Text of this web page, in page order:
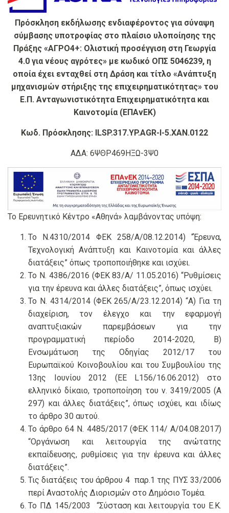
Πρόσκληση εκδήλωσης ενδιαφέροντος για σύναψη
σύμβασης υποτροφίας στο πλαίσιο υλοποίησης της
Πράξης «ΑΓΡΟ4+: Ολιστική προσέγγιση στη Γεωργία
4.0 για νέους αγρότες»με κωδικό ΟΠΣ 5046239, η
οποία έχει ενταχθεί στη Δράση και τίτλο «Ανάπτυξη
μηχανισμών στήριξης της επιχειρηματικότητας» του
Ε.Π. Ανταγωνιστικότητα Επιχειρηματικότητα και
Καινοτομία (ΕΠΑνΕΚ)
Κωδ. Πρόσκλησης: ILSP.317.YP.AGR-I-5.XAN.0122
ΑΔΑ: 6ΨΘΡ469ΗΞΩ-3Ψ0
Το Ερευνητικό Κέντρο «Αθηνά» λαμβάνοντας υπόψη:
Το Ν.4310/2014 ΦΕΚ 258/Α/08.12.2014) “Έρευνα,
Τεχνολογική Ανάπτυξη και Καινοτομία και άλλες
διατάξεις” όπως τροποποιήθηκε και ισχύει.
Το Ν. 4386/2016 (ΦΕΚ 83/Α/ 11.05.2016) “Ρυθμίσεις
για την έρευνα και άλλες διατάξεις”, όπως ισχύει.
Το Ν. 4314/2014 (ΦΕΚ 265/Α/23.12.2014) “Α) Για τη
διαχείριση, τον έλεγχο και την εφαρμογή
αναπτυξιακών παρεμβάσεων για την
προγραμματική περίοδο 2014-2020, Β)
Ενσωμάτωση της Οδηγίας 2012/17 του
Ευρωπαϊκού Κοινοβουλίου και του Συμβουλίου της
13ης Ιουνίου 2012 (ΕΕ L156/16.06.2012) στο
ελληνικό δίκαιο, τροποποίηση του ν. 3419/2005 (Α
297) και άλλες διατάξεις”, όπως ισχύει, και ιδίως
το άρθρο 30 αυτού.
Το άρθρο 64 Ν. 4485/2017 (ΦΕΚ 114/ Α/04.08.2017)
“Οργάνωση και λειτουργία της ανώτατης
εκπαίδευσης, ρυθμίσεις για την έρευνα και άλλες
διατάξεις”.
Τις διατάξεις του άρθρου 4 παρ.1 της ΠΥΣ 33/2006
περί Αναστολής Διορισμών στο Δημόσιο Τομέα.
Το ΠΔ 145/2003 “Σύσταση και λειτουργία του Ε.Κ.